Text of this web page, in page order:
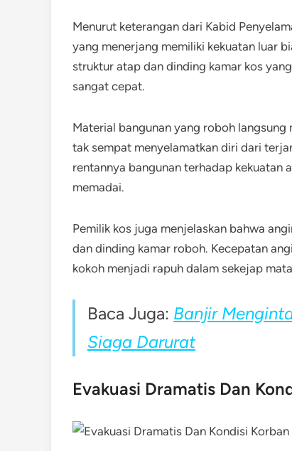
Menurut keterangan dari Kabid
yang menerjang memiliki kekuatan luar
struktur atap dan dinding kamar kos
sangat cepat.
Material bangunan yang roboh
tak sempat menyelamatkan diri dari
rentannya bangunan terhadap kekuatan
memadai.
Pemilik kos juga menjelaskan bahwa
dan dinding kamar roboh. Kecepatan
kokoh menjadi rapuh dalam sekejap
Baca Juga: Banjir
Siaga Darurat
Evakuasi Dramatis Dan